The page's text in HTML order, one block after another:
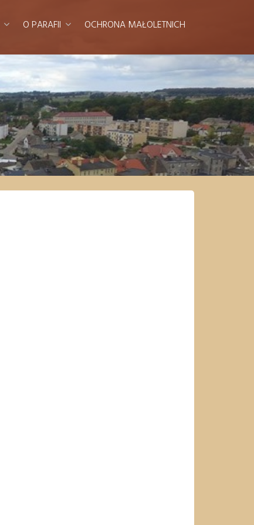
O PARAFII OCHRONA MAŁOLETNICH